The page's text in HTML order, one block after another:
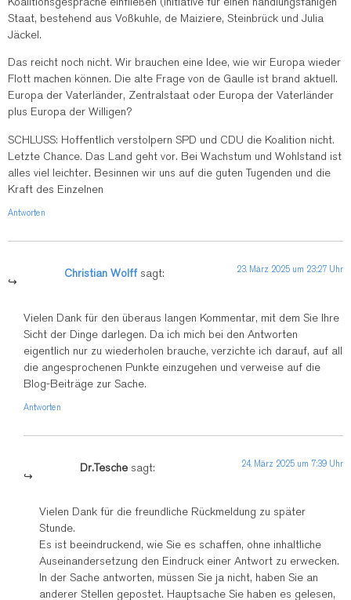
Staat, bestehend aus Voßkuhle, de Maiziere, Steinbrück und Julia
Jäckel.
Das reicht noch nicht. Wir brauchen eine Idee, wie wir Europa wieder
Flott machen können. Die alte Frage von de Gaulle ist brand aktuell.
Europa der Vaterländer, Zentralstaat oder Europa der Vaterländer
plus Europa der Willigen?
SCHLUSS: Hoffentlich verstolpern SPD und CDU die Koalition nicht.
Letzte Chance. Das Land geht vor. Bei Wachstum und Wohlstand ist
alles viel leichter. Besinnen wir uns auf die guten Tugenden und die
Kraft des Einzelnen
Antworten
Christian Wolff sagt: 23. März 2025 um 23:27 Uhr
Vielen Dank für den überaus langen Kommentar, mit dem Sie Ihre
Sicht der Dinge darlegen. Da ich mich bei den Antworten
eigentlich nur zu wiederholen brauche, verzichte ich darauf, auf all
die angesprochenen Punkte einzugehen und verweise auf die
Blog-Beiträge zur Sache.
Antworten
Dr.Tesche sagt: 24. März 2025 um 7:39 Uhr
Vielen Dank für die freundliche Rückmeldung zu später
Stunde.
Es ist beeindruckend, wie Sie es schaffen, ohne inhaltliche
Auseinandersetzung den Eindruck einer Antwort zu erwecken.
In der Sache antworten, müssen Sie ja nicht, haben Sie an
anderer Stellen gepostet. Hauptsache Sie haben es gelesen,